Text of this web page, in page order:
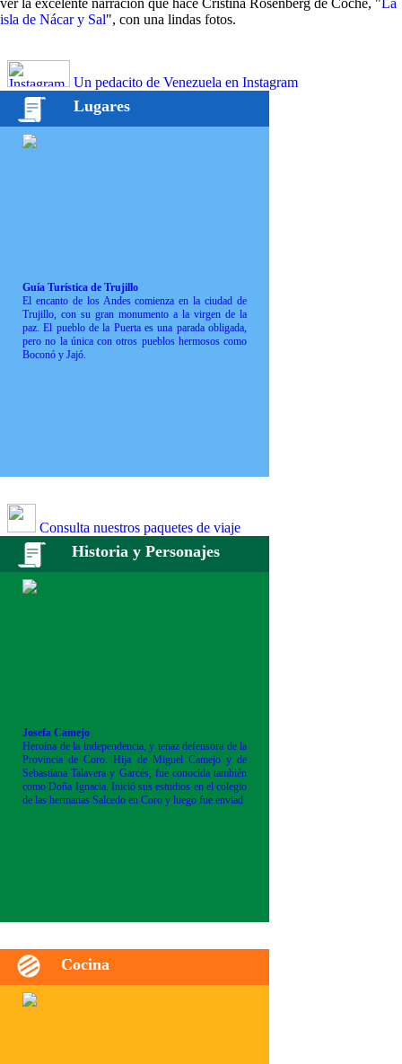
ver la excelente narración que hace Cristina Rosenberg de Coche, "La
isla de Nácar y Sal", con una lindas fotos.
Un pedacito de Venezuela en Instagram
Lugares
Guía Turística de Trujillo
El encanto de los Andes comienza en la ciudad de
Trujillo, con su gran monumento a la virgen de la
paz. El pueblo de la Puerta es una parada obligada,
pero no la única con otros pueblos hermosos como
Boconó y Jajó.
Consulta nuestros paquetes de viaje
Historia y Personajes
Josefa Camejo
Heroína de la independencia, y tenaz defensora de la
Provincia de Coro. Hija de Miguel Camejo y de
Sebastiana Talavera y Garcés, fue conocida también
como Doña Ignacia. Inició sus estudios en el colegio
de las hermanas Salcedo en Coro y luego fue enviad
Cocina